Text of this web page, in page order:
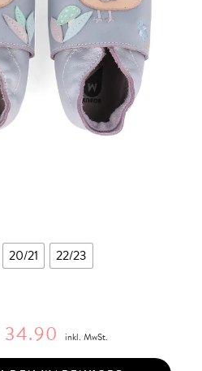
20/21 22/23
34.90 inkl. MwSt.